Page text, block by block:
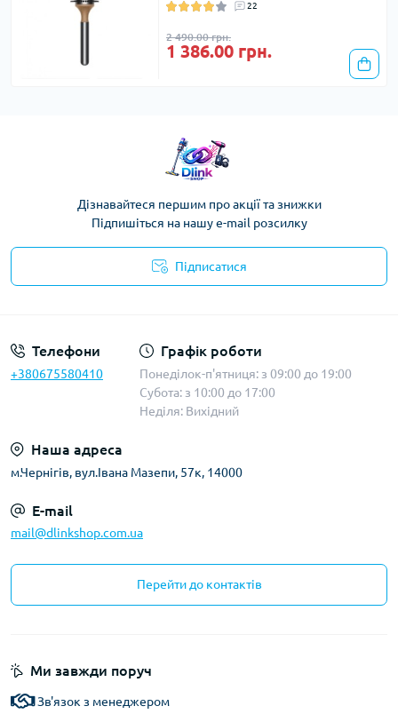
22
2 490.00 грн.
1 386.00 грн.
Дізнавайтеся першим про акції та знижки
Підпишіться на нашу e-mail розсилку
Підписатися
Телефони
+380675580410
Графік роботи
Понеділок-п'ятниця: з 09:00 до 19:00
Субота: з 10:00 до 17:00
Неділя: Вихідний
Наша адреса
м.Чернігів, вул.Івана Мазепи, 57к, 14000
E-mail
mail@dlinkshop.com.ua
Перейти до контактів
Ми завжди поруч
Зв'язок з менеджером